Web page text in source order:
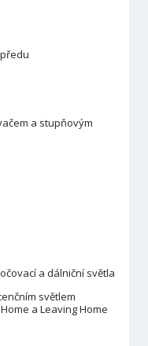
a stupňovým
a dálniční světla
světlem
a Leaving Home